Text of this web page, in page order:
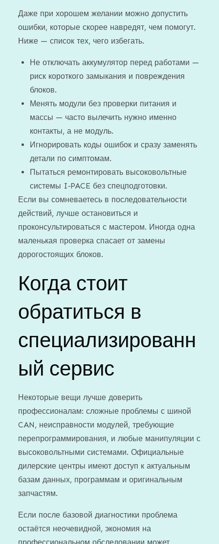
Даже при хорошем желании можно допустить
ошибки, которые скорее навредят, чем помогут.
Ниже — список тех, чего избегать.
Не отключать аккумулятор перед работами —
риск короткого замыкания и повреждения
блоков.
Менять модули без проверки питания и
массы — часто вылечить нужно именно
контакты, а не модуль.
Игнорировать коды ошибок и сразу заменять
детали по симптомам.
Пытаться ремонтировать высоковольтные
системы I‑PACE без спецподготовки.
Если вы сомневаетесь в последовательности
действий, лучше остановиться и
проконсультироваться с мастером. Иногда одна
маленькая проверка спасает от замены
дорогостоящих блоков.
Когда стоит
обратиться в
специализированн
ый сервис
Некоторые вещи лучше доверить
профессионалам: сложные проблемы с шиной
CAN, неисправности модулей, требующие
перепрограммирования, и любые манипуляции с
высоковольтными системами. Официальные
дилерские центры имеют доступ к актуальным
базам данных, программам и оригинальным
запчастям.
Если после базовой диагностики проблема
остаётся неочевидной, экономия на